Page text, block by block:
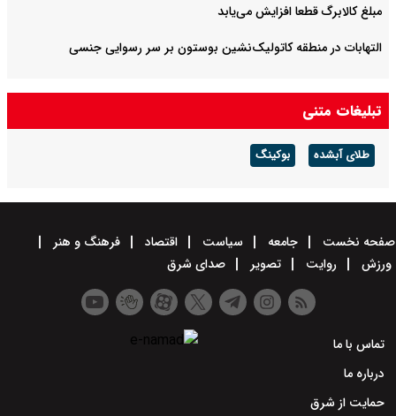
مبلغ کالابرگ قطعا افزایش می‌یابد
التهابات در منطقه کاتولیک‌نشین بوستون بر سر رسوایی جنسی
تبلیغات متنی
طلای آبشده بوکینگ
صفحه نخست جامعه سیاست اقتصاد
فرهنگ و هنر
ورزش
روایت تصویر صدای شرق
تماس با ما
درباره ما
حمایت از شرق